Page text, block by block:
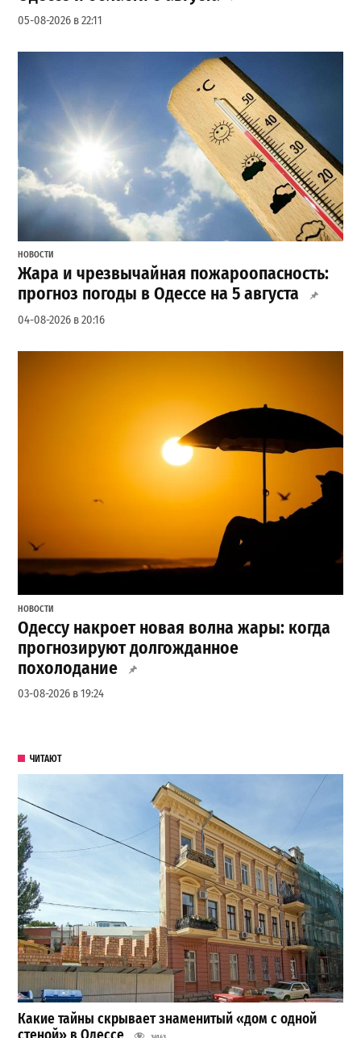
05-08-2026 в 22:11
НОВОСТИ
Жара и чрезвычайная пожароопасность:
прогноз погоды в Одессе на 5 августа
04-08-2026 в 20:16
НОВОСТИ
Одессу накроет новая волна жары: когда
прогнозируют долгожданное
похолодание
03-08-2026 в 19:24
ЧИТАЮТ
Какие тайны скрывает знаменитый «дом с одной